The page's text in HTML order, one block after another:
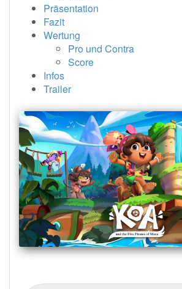
Präsentation
Fazit
Wertung
Pro und Contra
Score
Infos
Trailer